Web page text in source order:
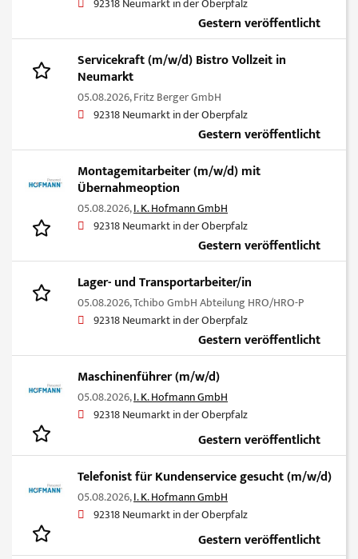
92318 Neumarkt in der Oberpfalz
Gestern veröffentlicht
Servicekraft (m/w/d) Bistro Vollzeit in
Neumarkt
05.08.2026,Fritz Berger GmbH
92318 Neumarkt in der Oberpfalz
Gestern veröffentlicht
Montagemitarbeiter (m/w/d) mit
Übernahmeoption
05.08.2026,I. K. Hofmann GmbH
92318 Neumarkt in der Oberpfalz
Gestern veröffentlicht
Lager- und Transportarbeiter/in
05.08.2026,Tchibo GmbH Abteilung HRO/HRO-P
92318 Neumarkt in der Oberpfalz
Gestern veröffentlicht
Maschinenführer (m/w/d)
05.08.2026,I. K. Hofmann GmbH
92318 Neumarkt in der Oberpfalz
Gestern veröffentlicht
Telefonist für Kundenservice gesucht (m/w/d)
05.08.2026,I. K. Hofmann GmbH
92318 Neumarkt in der Oberpfalz
Gestern veröffentlicht